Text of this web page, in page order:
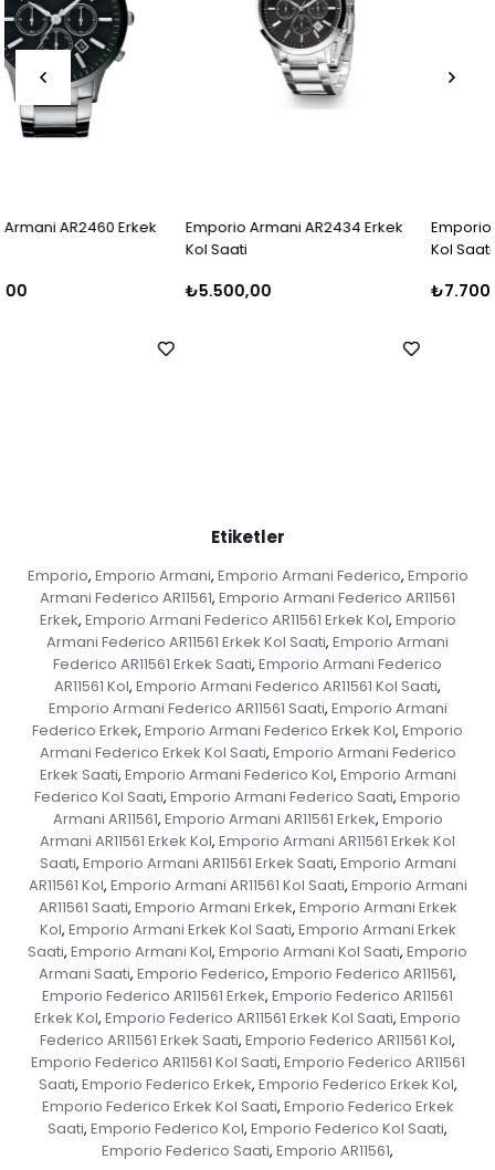
Emporio Armani AR2434 Erkek
₺5.500,00
Emporio Armani AR5980 Erkek
₺7.700,00
Etiketler
Emporio, Emporio Armani, Emporio Armani Federico, Emporio
Armani Federico AR11561, Emporio Armani Federico AR11561
Erkek, Emporio Armani Federico AR11561 Erkek Kol, Emporio
Armani Federico AR11561 Erkek Kol Saati, Emporio Armani
Federico AR11561 Erkek Saati, Emporio Armani Federico
AR11561 Kol, Emporio Armani Federico AR11561 Kol Saati,
Emporio Armani Federico AR11561 Saati, Emporio Armani
Federico Erkek, Emporio Armani Federico Erkek Kol, Emporio
Armani Federico Erkek Kol Saati, Emporio Armani Federico
Erkek Saati, Emporio Armani Federico Kol, Emporio Armani
Federico Kol Saati, Emporio Armani Federico Saati, Emporio
Armani AR11561, Emporio Armani AR11561 Erkek, Emporio
Armani AR11561 Erkek Kol, Emporio Armani AR11561 Erkek Kol
Saati, Emporio Armani AR11561 Erkek Saati, Emporio Armani
AR11561 Kol, Emporio Armani AR11561 Kol Saati, Emporio Armani
AR11561 Saati, Emporio Armani Erkek, Emporio Armani Erkek
Kol, Emporio Armani Erkek Kol Saati, Emporio Armani Erkek
Saati, Emporio Armani Kol, Emporio Armani Kol Saati, Emporio
Armani Saati, Emporio Federico, Emporio Federico AR11561,
Emporio Federico AR11561 Erkek, Emporio Federico AR11561
Erkek Kol, Emporio Federico AR11561 Erkek Kol Saati, Emporio
Federico AR11561 Erkek Saati, Emporio Federico AR11561 Kol,
Emporio Federico AR11561 Kol Saati, Emporio Federico AR11561
Saati, Emporio Federico Erkek, Emporio Federico Erkek Kol,
Emporio Federico Erkek Kol Saati, Emporio Federico Erkek
Saati, Emporio Federico Kol, Emporio Federico Kol Saati,
Emporio Federico Saati, Emporio AR11561,